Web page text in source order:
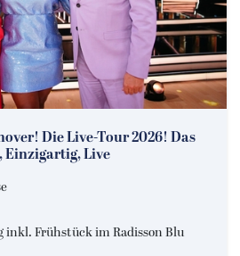
Die Live-Tour 2026! Das
Einzigartig, Live
inkl. Frühstück im Radisson Blu